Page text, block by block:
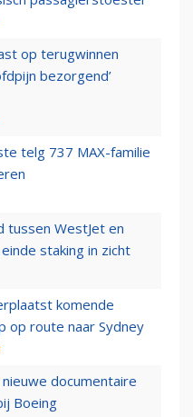
op terugwinnen
bezorgend’
telg 737 MAX-familie
tussen WestJet en
staking in zicht
komende
op route naar Sydney
documentaire
Boeing